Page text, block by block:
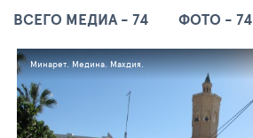
ВСЕГО МЕДИА - 74 ФОТО - 74
Минарет. Медина. Махдия.